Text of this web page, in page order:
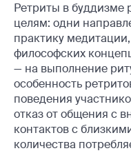
Ретриты в буддизме
целям: одни
практику
философских
— на выполнение
особенность
поведения
отказ от общения с
контактов с
количества